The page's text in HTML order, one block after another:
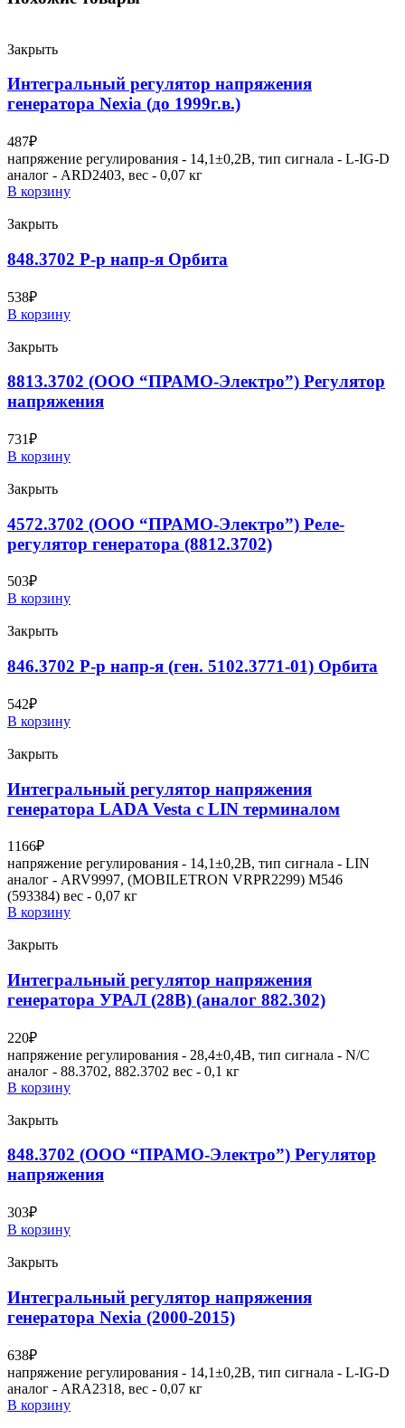
Закрыть
Интегральный регулятор напряжения
генератора Nexia (до 1999г.в.)
487₽
напряжение регулирования - 14,1±0,2В, тип сигнала - L-IG-D
аналог - ARD2403, вес - 0,07 кг
В корзину
Закрыть
848.3702 Р-р напр-я Орбита
538₽
В корзину
Закрыть
8813.3702 (ООО “ПРАМО-Электро”) Регулятор
напряжения
731₽
В корзину
Закрыть
4572.3702 (ООО “ПРАМО-Электро”) Реле-
регулятор генератора (8812.3702)
503₽
В корзину
Закрыть
846.3702 Р-р напр-я (ген. 5102.3771-01) Орбита
542₽
В корзину
Закрыть
Интегральный регулятор напряжения
генератора LADA Vesta с LIN терминалом
1166₽
напряжение регулирования - 14,1±0,2В, тип сигнала - LIN
аналог - ARV9997, (MOBILETRON VRPR2299) M546
(593384) вес - 0,07 кг
В корзину
Закрыть
Интегральный регулятор напряжения
генератора УРАЛ (28В) (аналог 882.302)
220₽
напряжение регулирования - 28,4±0,4В, тип сигнала - N/C
аналог - 88.3702, 882.3702 вес - 0,1 кг
В корзину
Закрыть
848.3702 (ООО “ПРАМО-Электро”) Регулятор
напряжения
303₽
В корзину
Закрыть
Интегральный регулятор напряжения
генератора Nexia (2000-2015)
638₽
напряжение регулирования - 14,1±0,2В, тип сигнала - L-IG-D
аналог - ARA2318, вес - 0,07 кг
В корзину